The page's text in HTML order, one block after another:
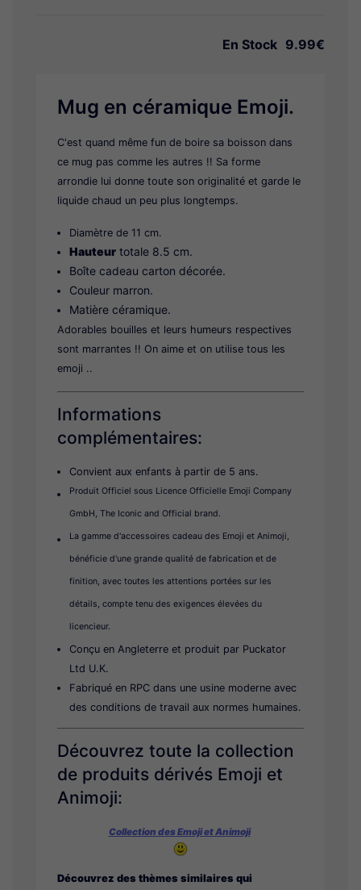
En Stock 9.99€
Mug en céramique Emoji.
C'est quand même fun de boire sa boisson dans
ce mug pas comme les autres !! Sa forme
arrondie lui donne toute son originalité et garde le
liquide chaud un peu plus longtemps.
Diamètre de 11 cm.
Hauteur totale 8.5 cm.
Boîte cadeau carton décorée.
Couleur marron.
Matière céramique.
Adorables bouilles et leurs humeurs respectives
sont marrantes !! On aime et on utilise tous les
emoji ..
Informations
complémentaires:
Convient aux enfants à partir de 5 ans.
Produit Officiel sous Licence Officielle Emoji Company
GmbH, The Iconic and Official brand.
La gamme d'accessoires cadeau des Emoji et Animoji,
bénéficie d'une grande qualité de fabrication et de
finition, avec toutes les attentions portées sur les
détails, compte tenu des exigences élevées du
licencieur.
Conçu en Angleterre et produit par Puckator
Ltd U.K.
Fabriqué en RPC dans une usine moderne avec
des conditions de travail aux normes humaines.
Découvrez toute la collection
de produits dérivés Emoji et
Animoji:
Collection des Emoji et Animoji
Découvrez des thèmes similaires qui